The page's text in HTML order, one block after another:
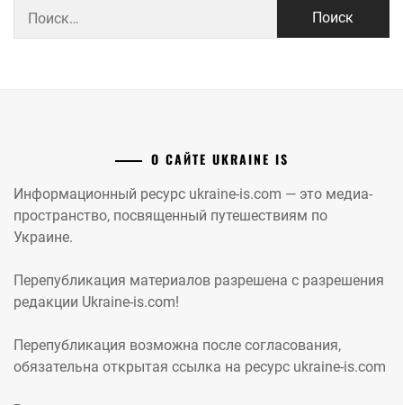
О САЙТЕ UKRAINE IS
Информационный ресурс ukraine-is.com — это медиа-
пространство, посвященный путешествиям по
Украине.
Перепубликация материалов разрешена с разрешения
редакции Ukraine-is.com!
Перепубликация возможна после согласования,
обязательна открытая ссылка на ресурс ukraine-is.com